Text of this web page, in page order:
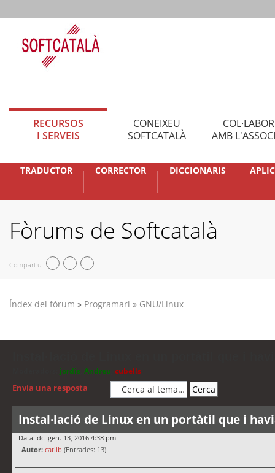
RECURSOS
I SERVEIS
CONEIXEU
SOFTCATALÀ
AMB
TRADUCTOR CORRECTOR DICCIONARIS
Fòrums de Softcatalà
Compartiu
Índex del fòrum » Programari » GNU/Linux
jordis Andreu cubells
Envia una resposta
Instal·lació de Linux en un portàtil que i
Data: dc. gen. 13, 2016 4:38 pm
Autor: catlib (Entrades: 13)